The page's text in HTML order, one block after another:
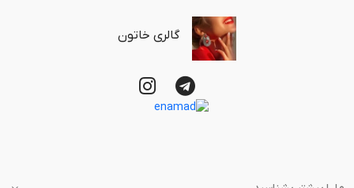
گالری خاتون